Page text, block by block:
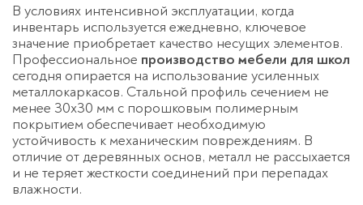
В условиях интенсивной эксплуатации, когда
инвентарь используется ежедневно, ключевое
значение приобретает качество несущих элементов.
Профессиональное производство мебели для школ
сегодня опирается на использование усиленных
металлокаркасов. Стальной профиль сечением не
менее 30х30 мм с порошковым полимерным
покрытием обеспечивает необходимую
устойчивость к механическим повреждениям. В
отличие от деревянных основ, металл не рассыхается
и не теряет жесткости соединений при перепадах
влажности.